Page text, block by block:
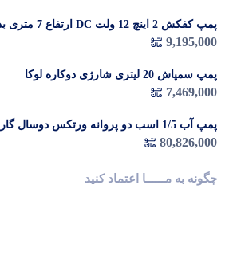
پمپ کفکش 2 اینچ 12 ولت DC ارتفاع 7 متری بدنه چدن DYB -12-2
9,195,000
پمپ سمپاش 20 لیتری شارژی دوکاره لوکا
7,469,000
پمپ آب 1/5 اسب دو پروانه ورتکس دوسال گارانتی مدل CB25/160C
80,826,000
چگونه به مــــــا اعتماد کنید